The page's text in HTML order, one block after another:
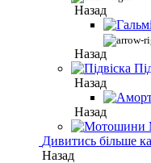
Назад
Назад
Назад
Назад
Дивитись більше
Назад